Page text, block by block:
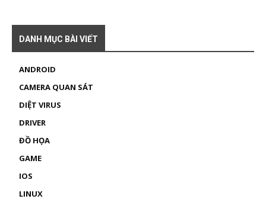
DANH MỤC BÀI VIẾT
ANDROID
CAMERA QUAN SÁT
DIỆT VIRUS
DRIVER
ĐỒ HỌA
GAME
IOS
LINUX